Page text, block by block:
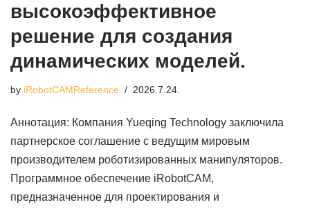
высокоэффективное
решение для создания
динамических моделей.
by iRobotCAMReference 2026.7.24.
Аннотация: Компания Yueqing Technology заключила
партнерское соглашение с ведущим мировым
производителем роботизированных манипуляторов.
Программное обеспечение iRobotCAM,
предназначенное для проектирования и